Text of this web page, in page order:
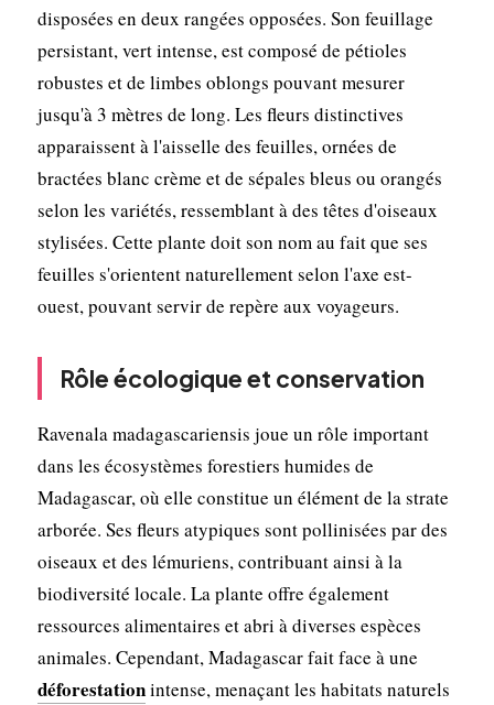
disposées en deux rangées opposées. Son feuillage
persistant, vert intense, est composé de pétioles
robustes et de limbes oblongs pouvant mesurer
jusqu'à 3 mètres de long. Les fleurs distinctives
apparaissent à l'aisselle des feuilles, ornées de
bractées blanc crème et de sépales bleus ou orangés
selon les variétés, ressemblant à des têtes d'oiseaux
stylisées. Cette plante doit son nom au fait que ses
feuilles s'orientent naturellement selon l'axe est-
ouest, pouvant servir de repère aux voyageurs.
Rôle écologique et conservation
Ravenala madagascariensis joue un rôle important
dans les écosystèmes forestiers humides de
Madagascar, où elle constitue un élément de la strate
arborée. Ses fleurs atypiques sont pollinisées par des
oiseaux et des lémuriens, contribuant ainsi à la
biodiversité locale. La plante offre également
ressources alimentaires et abri à diverses espèces
animales. Cependant, Madagascar fait face à une
déforestationintense, menaçant les habitats naturels